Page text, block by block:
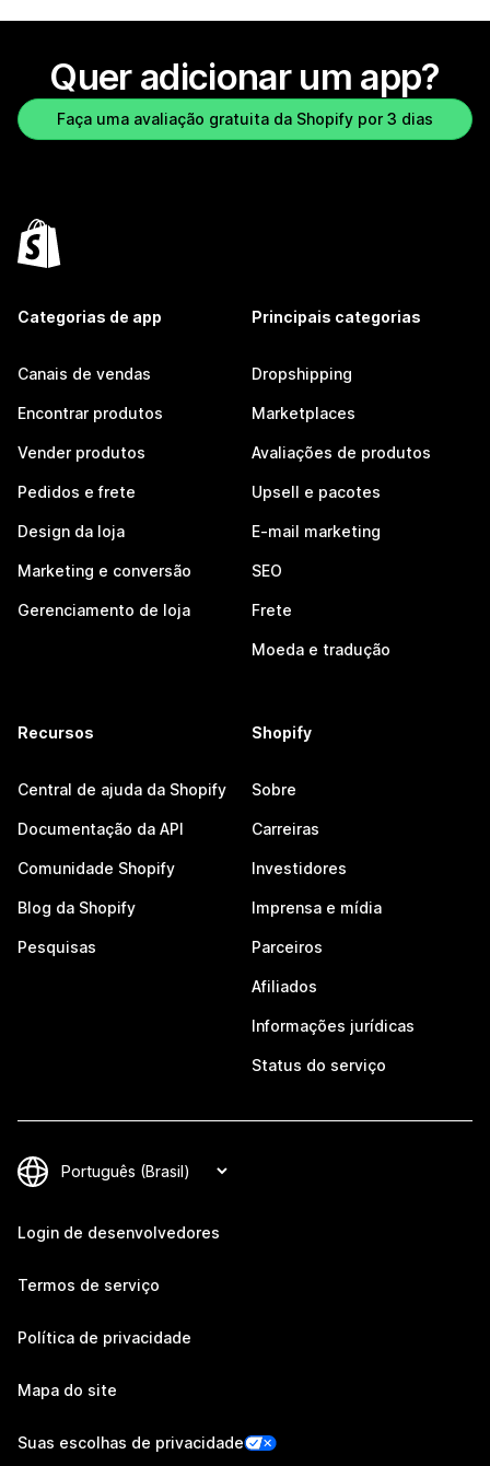
Quer adicionar um app?
Faça uma avaliação gratuita da Shopify por 3 dias
Categorias de app
Canais de vendas
Encontrar produtos
Vender produtos
Pedidos e frete
Design da loja
Marketing e conversão
Gerenciamento de loja
Principais categorias
Dropshipping
Marketplaces
Avaliações de produtos
Upsell e pacotes
E-mail marketing
SEO
Frete
Moeda e tradução
Recursos
Central de ajuda da Shopify
Documentação da API
Comunidade Shopify
Blog da Shopify
Pesquisas
Shopify
Sobre
Carreiras
Investidores
Imprensa e mídia
Parceiros
Afiliados
Informações jurídicas
Status do serviço
Login de desenvolvedores
Termos de serviço
Política de privacidade
Mapa do site
Suas escolhas de privacidade